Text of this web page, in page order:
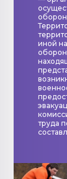
иной
труда